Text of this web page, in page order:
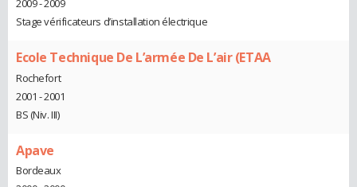
2009 - 2009
Stage vérificateurs d’installation électrique
Ecole Technique De L’armée De L’air (ETAA
Rochefort
2001 - 2001
BS (Niv. III)
Apave
Bordeaux